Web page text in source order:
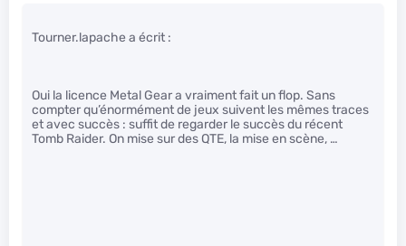
Tourner.lapache a écrit :
Oui la licence Metal Gear a vraiment fait un flop. Sans
compter qu’énormément de jeux suivent les mêmes traces
et avec succès : suffit de regarder le succès du récent
Tomb Raider. On mise sur des QTE, la mise en scène, …